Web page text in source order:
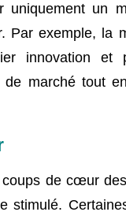
uniquement un
Par exemple, la
innovation et
marché tout
de cœur
stimulé.